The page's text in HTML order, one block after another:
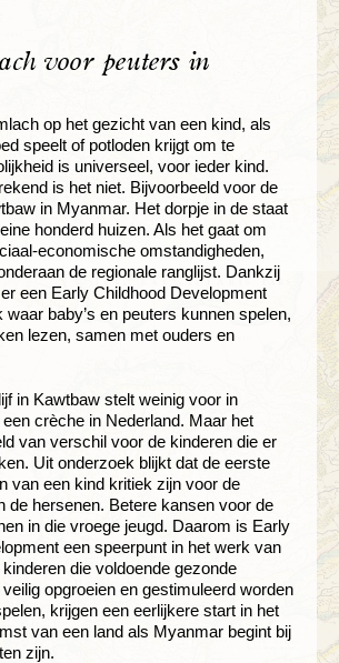
voor peuters in
op het gezicht van een kind, als
speelt of potloden krijgt om te
is universeel, voor ieder kind.
is het niet. Bijvoorbeeld voor de
in Myanmar. Het dorpje in de staat
honderd huizen. Als het gaat om
economische omstandigheden,
de regionale ranglijst. Dankzij
een Early Childhood Development
waar baby’s en peuters kunnen spelen,
lezen, samen met ouders en
in Kawtbaw stelt weinig voor in
crèche in Nederland. Maar het
van verschil voor de kinderen die er
Uit onderzoek blijkt dat de eerste
van een kind kritiek zijn voor de
de hersenen. Betere kansen voor de
in die vroege jeugd. Daarom is Early
een speerpunt in het werk van
die voldoende gezonde
opgroeien en gestimuleerd worden
krijgen een eerlijkere start in het
van een land als Myanmar begint bij
zijn.